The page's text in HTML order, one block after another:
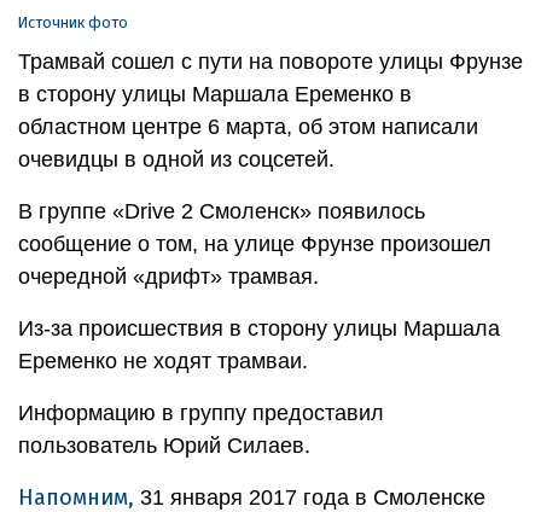
Источник фото
Трамвай сошел с пути на повороте улицы Фрунзе
в сторону улицы Маршала Еременко в
областном центре 6 марта, об этом написали
очевидцы в одной из соцсетей.
В группе «Drive 2 Смоленск» появилось
сообщение о том, на улице Фрунзе произошел
очередной «дрифт» трамвая.
Из-за происшествия в сторону улицы Маршала
Еременко не ходят трамваи.
Информацию в группу предоставил
пользователь Юрий Силаев.
Напомним, 31 января 2017 года в Смоленске